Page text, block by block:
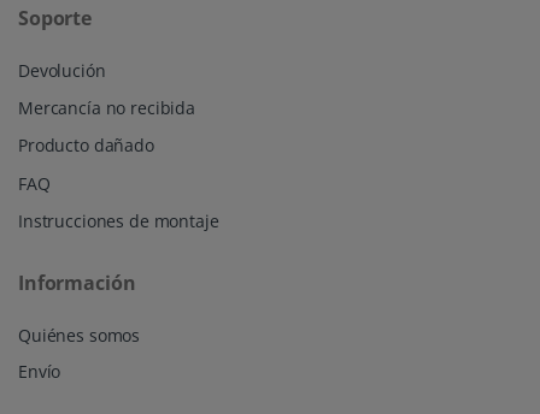
Soporte
Devolución
Mercancía no recibida
Producto dañado
FAQ
Instrucciones de montaje
Información
Quiénes somos
Envío